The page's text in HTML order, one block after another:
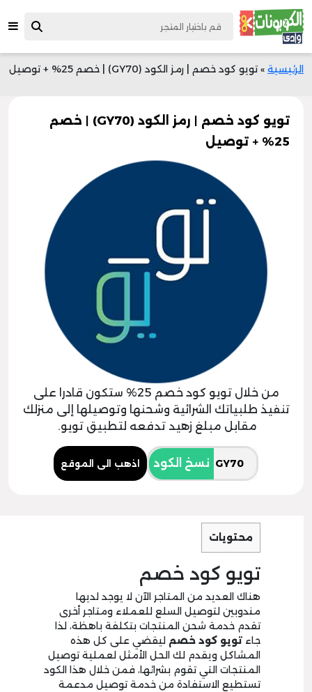
الرئيسية » تويو كود خصم | رمز الكود (GY70) | خصم 25% + توصيل
تويو كود خصم | رمز الكود (GY70) | خصم
25% + توصيل
من خلال تويو كود خصم 25% ستكون قادرا على
تنفيذ طلبياتك الشرائية وشحنها وتوصيلها إلى منزلك
مقابل مبلغ زهيد تدفعه لتطبيق تويو.
نسخ الكود اذهب الى الموقع
محتويات
تويو كود خصم
هناك العديد من المتاجر الآن لا يوجد لديها
مندوبين لتوصيل السلع للعملاء ومتاجر أخرى
تقدم خدمة شحن المنتجات بتكلفة باهظة، لذا
جاء تويو كود خصم ليقضي على كل هذه
المشاكل ويقدم لك الحل الأمثل لعملية توصيل
المنتجات التي تقوم بشرائها، فمن خلال هذا الكود
تستطيع الاستفادة من خدمة توصيل مدعمة